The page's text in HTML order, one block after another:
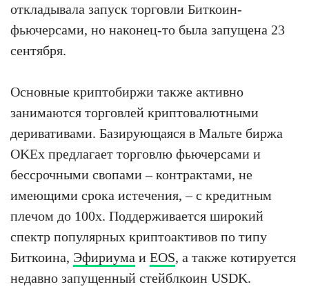
откладывала запуск торговли Биткоин-
фьючерсами, но наконец-то была запущена 23
сентября.
Основные криптобиржи также активно
занимаются торговлей криптовалютными
деривативами. Базирующаяся в Мальте биржа
OKEx предлагает торговлю фьючерсами и
бессрочными свопами – контрактами, не
имеющими срока истечения, – с кредитным
плечом до 100x. Поддерживается широкий
спектр популярных криптоактивов по типу
Биткоина, Эфириума и EOS, а также котируется
недавно запущенный стейблкоин USDK.